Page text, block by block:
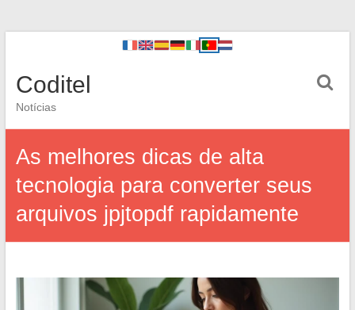
Coditel
Notícias
As melhores dicas de alta
tecnologia para converter seus
arquivos jpjtopdf rapidamente